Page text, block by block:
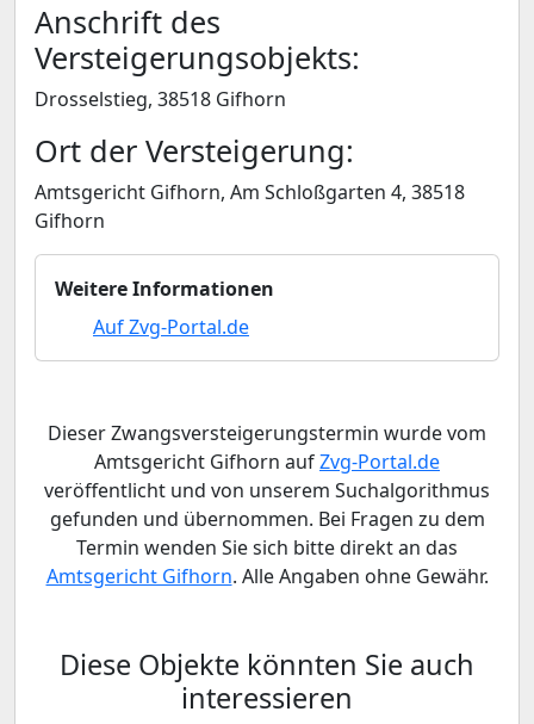
Anschrift des
Versteigerungsobjekts:
Drosselstieg, 38518 Gifhorn
Ort der Versteigerung:
Amtsgericht Gifhorn, Am Schloßgarten 4, 38518
Gifhorn
Weitere Informationen
Auf Zvg-Portal.de
Dieser Zwangsversteigerungstermin wurde vom
Amtsgericht Gifhorn aufZvg-Portal.de
veröffentlicht und von unserem Suchalgorithmus
gefunden und übernommen. Bei Fragen zu dem
Termin wenden Sie sich bitte direkt an das
Amtsgericht Gifhorn. Alle Angaben ohne Gewähr.
Diese Objekte könnten Sie auch
interessieren